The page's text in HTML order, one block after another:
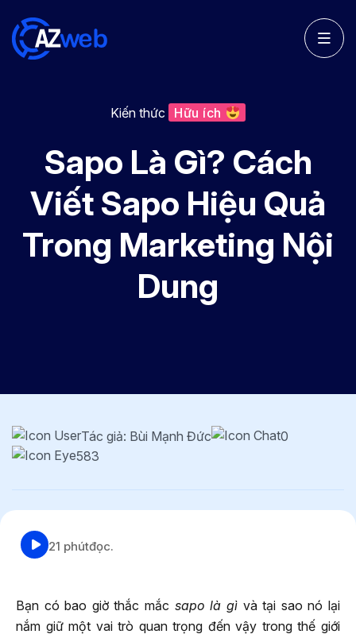
Kiến thức Hữu ích
Sapo Là Gì? Cách
Viết Sapo Hiệu Quả
Trong Marketing Nội
Dung
Tác giả: Bùi Mạnh Đức
0
583
21 phútđọc.
Bạn có bao giờ thắc mắc sapo là gìvà tại sao nó lại
nắm giữ một vai trò quan trọng đến vậy trong thế giới